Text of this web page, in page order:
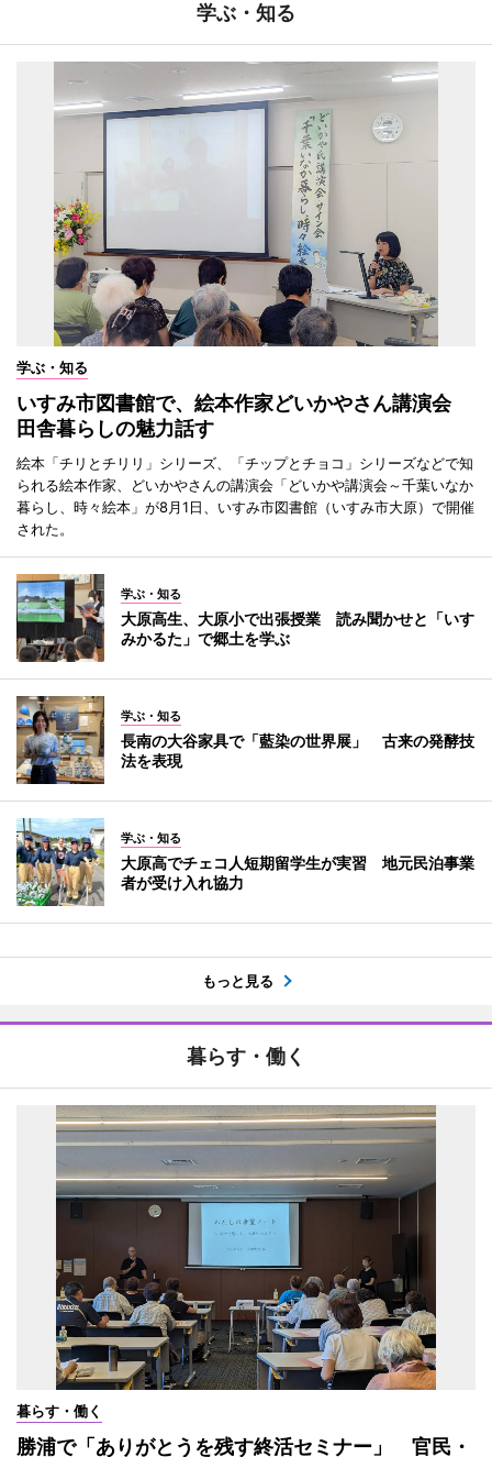
学ぶ・知る
学ぶ・知る
いすみ市図書館で、絵本作家どいかやさん講演会
田舎暮らしの魅力話す
絵本「チリとチリリ」シリーズ、「チップとチョコ」シリーズなどで知
られる絵本作家、どいかやさんの講演会「どいかや講演会～千葉いなか
暮らし、時々絵本」が8月1日、いすみ市図書館（いすみ市大原）で開催
された。
学ぶ・知る
大原高生、大原小で出張授業 読み聞かせと「いす
みかるた」で郷土を学ぶ
学ぶ・知る
長南の大谷家具で「藍染の世界展」 古来の発酵技
法を表現
学ぶ・知る
大原高でチェコ人短期留学生が実習 地元民泊事業
者が受け入れ協力
もっと見る
暮らす・働く
暮らす・働く
勝浦で「ありがとうを残す終活セミナー」 官民・